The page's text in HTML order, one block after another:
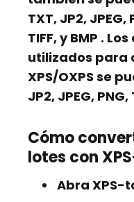
TXT, JP2, JPEG,
TIFF,yBMP .
utilizados para
XPS/OXPS se
JP2, JPEG, PNG,
Cómo
lotes con
Abra XPS-